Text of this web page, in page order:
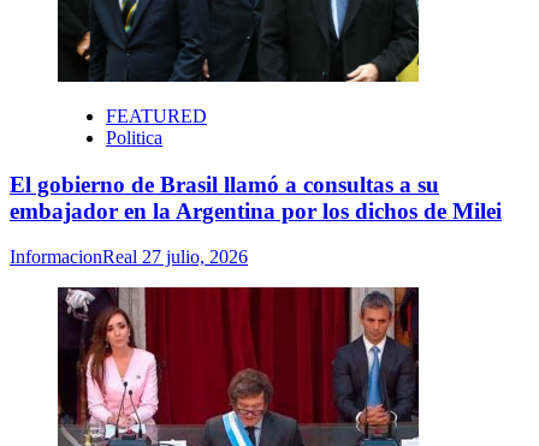
FEATURED
Politica
El gobierno de Brasil llamó a consultas a su
embajador en la Argentina por los dichos de Milei
InformacionReal 27 julio, 2026